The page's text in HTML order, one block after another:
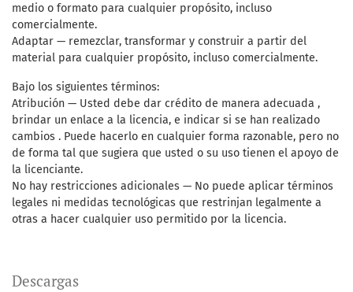
medio o formato para cualquier propósito, incluso
comercialmente.
Adaptar — remezclar, transformar y construir a partir del
material para cualquier propósito, incluso comercialmente.
Bajo los siguientes términos:
Atribución — Usted debe dar crédito de manera adecuada ,
brindar un enlace a la licencia, e indicar si se han realizado
cambios . Puede hacerlo en cualquier forma razonable, pero no
de forma tal que sugiera que usted o su uso tienen el apoyo de
la licenciante.
No hay restricciones adicionales — No puede aplicar términos
legales ni medidas tecnológicas que restrinjan legalmente a
otras a hacer cualquier uso permitido por la licencia.
Descargas